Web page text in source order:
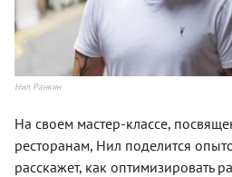
Нил Ранкин
На своем мастер-классе,
ресторанам, Нил поделится
расскажет, как оптимизировать